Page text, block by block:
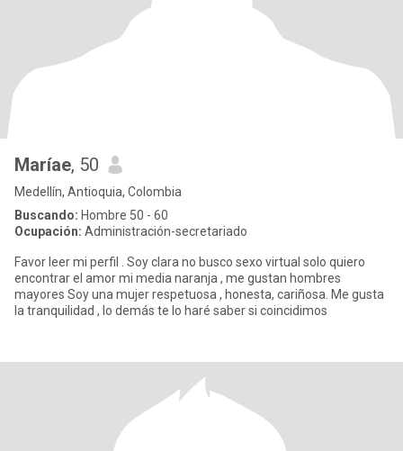
Maríae, 50
Medellín, Antioquia, Colombia
Buscando: Hombre 50 - 60
Ocupación: Administración-secretariado
Favor leer mi perfil . Soy clara no busco sexo virtual solo quiero
encontrar el amor mi media naranja , me gustan hombres
mayores Soy una mujer respetuosa , honesta, cariñosa. Me gusta
la tranquilidad , lo demás te lo haré saber si coincidimos